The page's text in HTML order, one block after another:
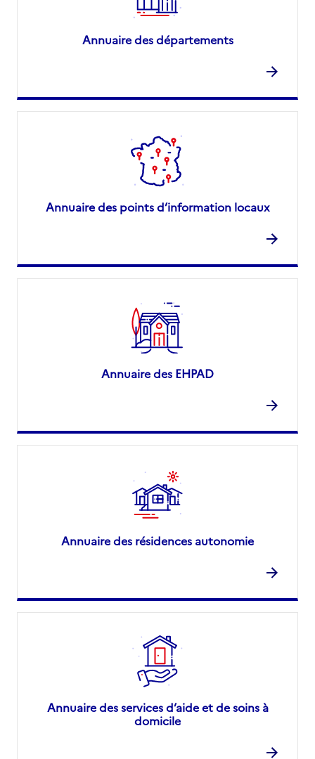
Annuaire des départements
Annuaire des points d’information locaux
Annuaire des EHPAD
Annuaire des résidences autonomie
Annuaire des services d’aide et de soins à
domicile